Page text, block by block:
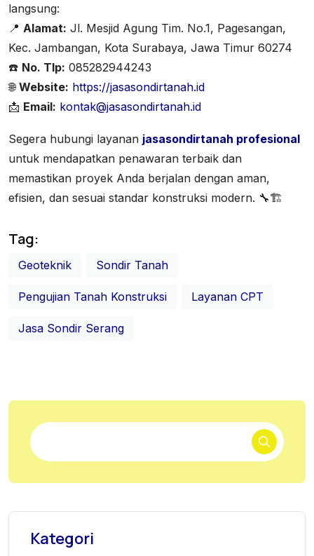
langsung:
📍 Alamat: Jl. Mesjid Agung Tim. No.1, Pagesangan,
Kec. Jambangan, Kota Surabaya, Jawa Timur 60274
☎️ No. Tlp: 085282944243
🌐Website: https://jasasondirtanah.id
📩 Email: kontak@jasasondirtanah.id
Segera hubungi layanan jasasondirtanah profesional
untuk mendapatkan penawaran terbaik dan
memastikan proyek Anda berjalan dengan aman,
efisien, dan sesuai standar konstruksi modern. 🔧🏗️
Tag:
Geoteknik Sondir Tanah
Pengujian Tanah Konstruksi Layanan CPT
Jasa Sondir Serang
Kategori